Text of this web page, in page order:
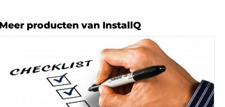
Meer producten van InstallQ